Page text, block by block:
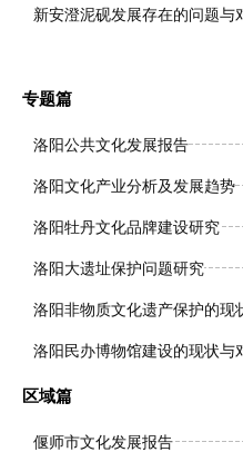
新安澄泥砚发展存在的问题与
专题篇
洛阳公共文化发展报告
洛阳文化产业分析及发展趋势
洛阳牡丹文化品牌建设研究
洛阳大遗址保护问题研究
洛阳非物质文化遗产保护的现
洛阳民办博物馆建设的现状与
区域篇
偃师市文化发展报告